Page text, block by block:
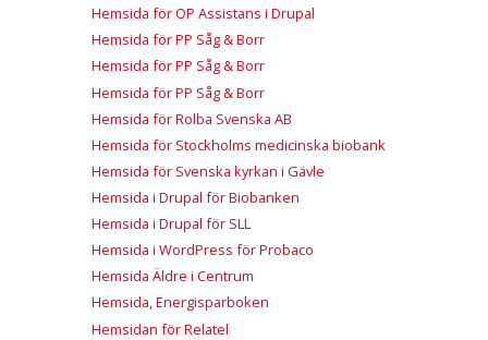
Hemsida för OP Assistans i Drupal
Hemsida för PP Såg & Borr
Hemsida för PP Såg & Borr
Hemsida för PP Såg & Borr
Hemsida för Rolba Svenska AB
Hemsida för Stockholms medicinska biobank
Hemsida för Svenska kyrkan i Gävle
Hemsida i Drupal för Biobanken
Hemsida i Drupal för SLL
Hemsida i WordPress för Probaco
Hemsida Äldre i Centrum
Hemsida, Energisparboken
Hemsidan för Relatel